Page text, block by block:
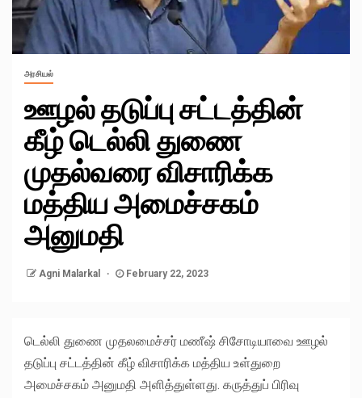
அரசியல்
ஊழல் தடுப்பு சட்டத்தின்
கீழ் டெல்லி துணை
முதல்வரை விசாரிக்க
மத்திய அமைச்சகம்
அனுமதி
Agni Malarkal February 22, 2023
டெல்லி துணை முதலமைச்சர் மணீஷ் சிசோடியாவை ஊழல்
தடுப்பு சட்டத்தின் கீழ் விசாரிக்க மத்திய உள்துறை
அமைச்சகம் அனுமதி அளித்துள்ளது. கருத்துப் பிரிவு